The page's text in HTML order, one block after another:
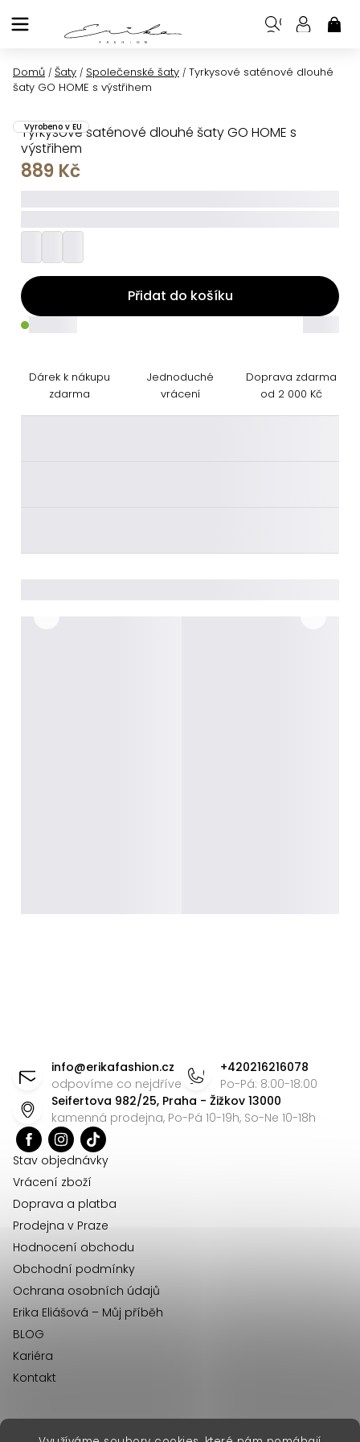
na
Domů / Šaty / Společenské šaty / Tyrkysové saténové dlouhé
šaty GO HOME s výstřihem
Tyrkysové saténové dlouhé šaty GO HOME s
výstřihem
Vyrobeno v EU
889 Kč
Přidat do košíku
Dárek k nákupu
zdarma
Jednoduché
vrácení
Doprava zdarma
od 2 000 Kč
info@erikafashion.cz
odpovíme co nejdříve
+420216216078
Po-Pá: 8:00-18:00
Seifertova 982/25, Praha - Žižkov 13000
kamenná prodejna, Po-Pá 10-19h, So-Ne 10-18h
Stav objednávky
Vrácení zboží
Doprava a platba
Prodejna v Praze
Hodnocení obchodu
Obchodní podmínky
Ochrana osobních údajů
Erika Eliášová – Můj příběh
BLOG
Kariéra
Kontakt